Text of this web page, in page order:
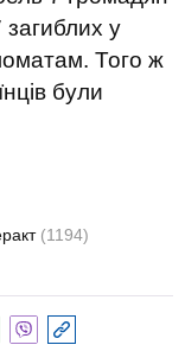
загиблих у
Того ж
були
(1194)